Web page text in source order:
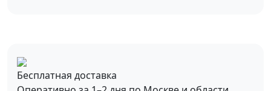
Бесплатная доставка